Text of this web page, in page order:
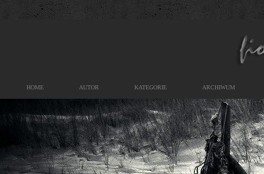
HOME AUTOR KATEGORIE ARCHIWUM